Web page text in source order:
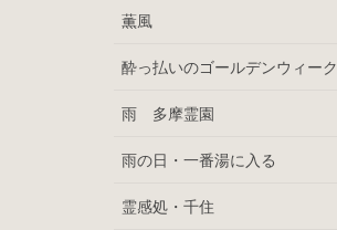
薫風
酔っ払いのゴールデンウィーク
雨 多摩霊園
雨の日・一番湯に入る
霊感処・千住